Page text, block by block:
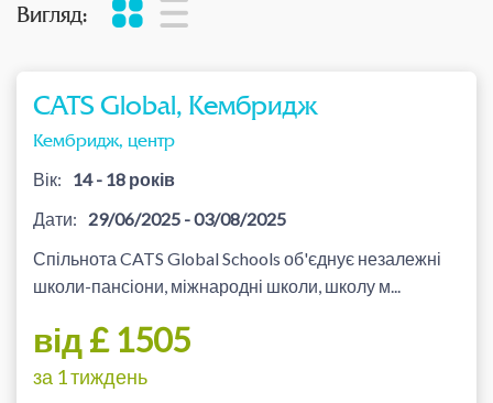
Вигляд:
CATS Global, Кембридж
Кембридж, центр
Вік:
14 - 18 років
Дати:
29/06/2025 - 03/08/2025
Спільнота CATS Global Schools об'єднує незалежні
школи-пансіони, міжнародні школи, школу м...
від £ 1505
за 1 тиждень